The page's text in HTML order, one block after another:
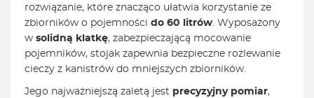
rozwiązanie, które znacząco ułatwia korzystanie ze
zbiorników o pojemności do 60 litrów. Wyposażony
w solidną klatkę, zabezpieczającą mocowanie
pojemników, stojak zapewnia bezpieczne rozlewanie
cieczy z kanistrów do mniejszych zbiorników.
Jego najważniejszą zaletą jest precyzyjny pomiar,